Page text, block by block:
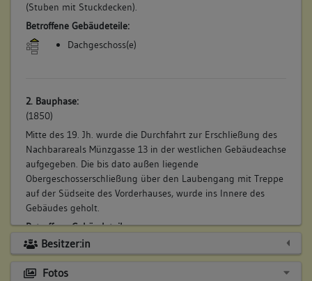
(Stuben mit Stuckdecken).
Betroffene Gebäudeteile:
Dachgeschoss(e)
2. Bauphase:
(1850)
Mitte des 19. Jh. wurde die Durchfahrt zur Erschließung des
Nachbarareals Münzgasse 13 in der westlichen Gebäudeachse
aufgegeben. Die bis dato außen liegende
Obergeschosserschließung über den Laubengang mit Treppe
auf der Südseite des Vorderhauses, wurde ins Innere des
Gebäudes geholt.
Betroffene Gebäudeteile:
Erdgeschoss
Besitzer:in
Fotos